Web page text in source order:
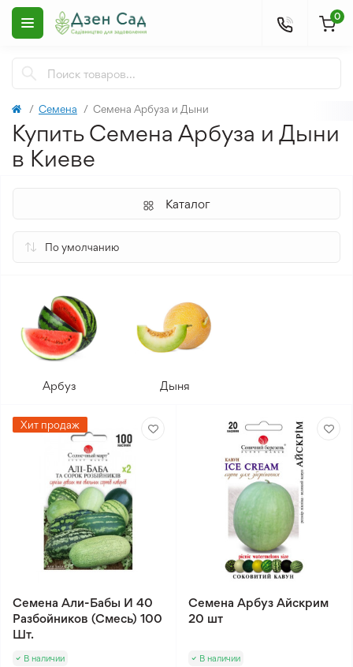
0
Семена Семена Арбуза и Дыни
Купить Семена Арбуза и Дыни
в Киеве
Каталог
Арбуз Дыня
Хит продаж
Семена Али-Бабы И 40
Разбойников (Смесь) 100
Шт.
В наличии
Семена Арбуз Айскрим
20 шт
В наличии